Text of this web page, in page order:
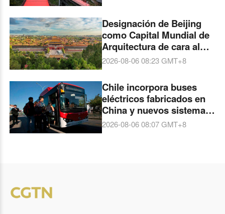
Designación de Beijing
como Capital Mundial de
Arquitectura de cara al
Congreso Mundial de
2029
2026-08-06 08:23GMT+8
Chile incorpora buses
eléctricos fabricados en
China y nuevos sistemas
digitales para mejorar su
2026-08-06 08:07GMT+8